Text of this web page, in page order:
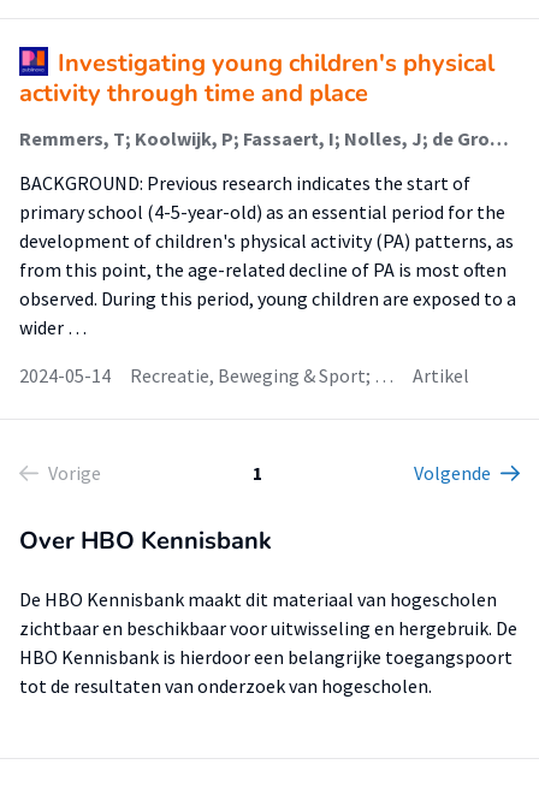
Investigating young children's physical
activity through time and place
Remmers, T; Koolwijk, P; Fassaert, I; Nolles, J; de Groot, W; Vos, S B; de Vries, S I; Mombarg, R (Sports Science); Van Kann, D H H
BACKGROUND: Previous research indicates the start of
primary school (4-5-year-old) as an essential period for the
development of children's physical activity (PA) patterns, as
from this point, the age-related decline of PA is most often
observed. During this period, young children are exposed to a
wider …
2024-05-14
Recreatie, Beweging & Sport; … Artikel
Vorige 1 Volgende
Over HBO Kennisbank
De HBO Kennisbank maakt dit materiaal van hogescholen
zichtbaar en beschikbaar voor uitwisseling en hergebruik. De
HBO Kennisbank is hierdoor een belangrijke toegangspoort
tot de resultaten van onderzoek van hogescholen.